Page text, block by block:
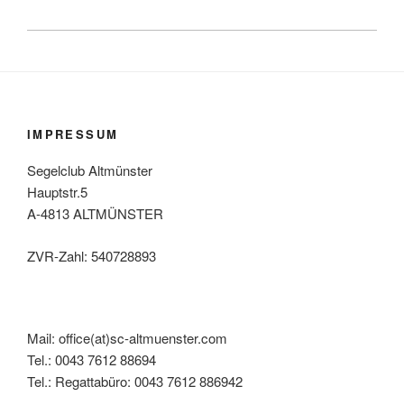
IMPRESSUM
Segelclub Altmünster
Hauptstr.5
A-4813 ALTMÜNSTER
ZVR-Zahl: 540728893
Mail: office(at)sc-altmuenster.com
Tel.: 0043 7612 88694
Tel.: Regattabüro: 0043 7612 886942